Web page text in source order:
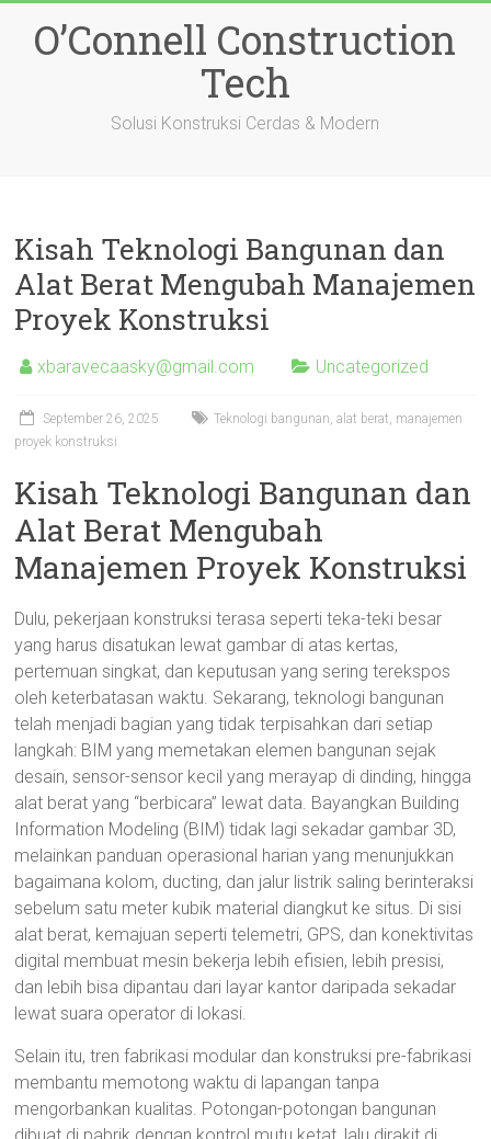
contentO’Connell Construction
Tech
Solusi Konstruksi Cerdas & Modern
Kisah Teknologi Bangunan dan
Alat Berat Mengubah Manajemen
Proyek Konstruksi
xbaravecaasky@gmail.com Uncategorized
September 26, 2025
Teknologi bangunan, alat berat, manajemen
proyek konstruksi
Kisah Teknologi Bangunan dan
Alat Berat Mengubah
Manajemen Proyek Konstruksi
Dulu, pekerjaan konstruksi terasa seperti teka-teki besar
yang harus disatukan lewat gambar di atas kertas,
pertemuan singkat, dan keputusan yang sering terekspos
oleh keterbatasan waktu. Sekarang, teknologi bangunan
telah menjadi bagian yang tidak terpisahkan dari setiap
langkah: BIM yang memetakan elemen bangunan sejak
desain, sensor-sensor kecil yang merayap di dinding, hingga
alat berat yang “berbicara” lewat data. Bayangkan Building
Information Modeling (BIM) tidak lagi sekadar gambar 3D,
melainkan panduan operasional harian yang menunjukkan
bagaimana kolom, ducting, dan jalur listrik saling berinteraksi
sebelum satu meter kubik material diangkut ke situs. Di sisi
alat berat, kemajuan seperti telemetri, GPS, dan konektivitas
digital membuat mesin bekerja lebih efisien, lebih presisi,
dan lebih bisa dipantau dari layar kantor daripada sekadar
lewat suara operator di lokasi.
Selain itu, tren fabrikasi modular dan konstruksi pre-fabrikasi
membantu memotong waktu di lapangan tanpa
mengorbankan kualitas. Potongan-potongan bangunan